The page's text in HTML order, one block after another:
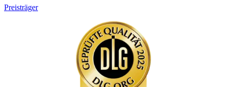
Preisträger